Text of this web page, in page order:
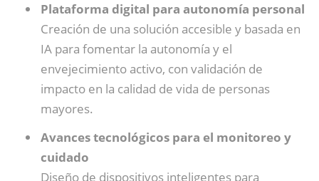
Plataforma digital para autonomía personal
Creación de una solución accesible y basada en
IA para fomentar la autonomía y el
envejecimiento activo, con validación de
impacto en la calidad de vida de personas
mayores.
Avances tecnológicos para el monitoreo y
cuidado
Diseño de dispositivos inteligentes para